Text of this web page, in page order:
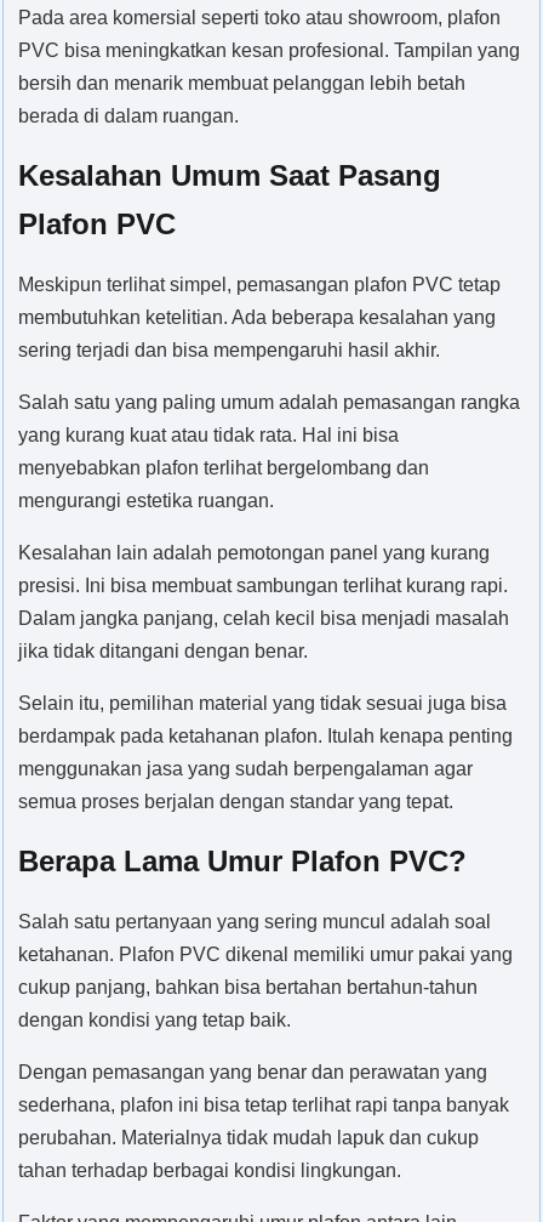
Pada area komersial seperti toko atau showroom, plafon
PVC bisa meningkatkan kesan profesional. Tampilan yang
bersih dan menarik membuat pelanggan lebih betah
berada di dalam ruangan.
Kesalahan Umum Saat Pasang
Plafon PVC
Meskipun terlihat simpel, pemasangan plafon PVC tetap
membutuhkan ketelitian. Ada beberapa kesalahan yang
sering terjadi dan bisa mempengaruhi hasil akhir.
Salah satu yang paling umum adalah pemasangan rangka
yang kurang kuat atau tidak rata. Hal ini bisa
menyebabkan plafon terlihat bergelombang dan
mengurangi estetika ruangan.
Kesalahan lain adalah pemotongan panel yang kurang
presisi. Ini bisa membuat sambungan terlihat kurang rapi.
Dalam jangka panjang, celah kecil bisa menjadi masalah
jika tidak ditangani dengan benar.
Selain itu, pemilihan material yang tidak sesuai juga bisa
berdampak pada ketahanan plafon. Itulah kenapa penting
menggunakan jasa yang sudah berpengalaman agar
semua proses berjalan dengan standar yang tepat.
Berapa Lama Umur Plafon PVC?
Salah satu pertanyaan yang sering muncul adalah soal
ketahanan. Plafon PVC dikenal memiliki umur pakai yang
cukup panjang, bahkan bisa bertahan bertahun-tahun
dengan kondisi yang tetap baik.
Dengan pemasangan yang benar dan perawatan yang
sederhana, plafon ini bisa tetap terlihat rapi tanpa banyak
perubahan. Materialnya tidak mudah lapuk dan cukup
tahan terhadap berbagai kondisi lingkungan.